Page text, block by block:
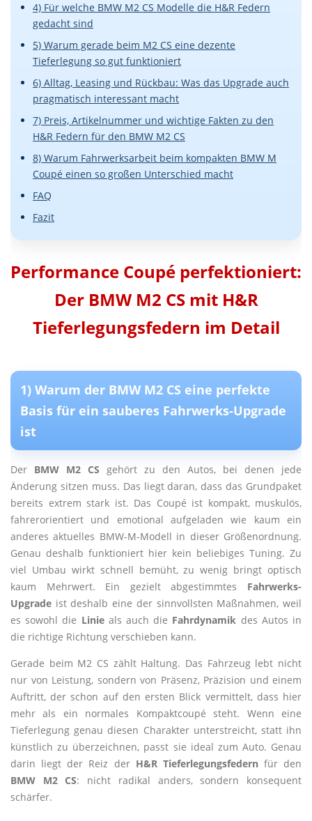
4) Für welche BMW M2 CS Modelle die H&R Federn
gedacht sind
5) Warum gerade beim M2 CS eine dezente
Tieferlegung so gut funktioniert
6) Alltag, Leasing und Rückbau: Was das Upgrade auch
pragmatisch interessant macht
7) Preis, Artikelnummer und wichtige Fakten zu den
H&R Federn für den BMW M2 CS
8) Warum Fahrwerksarbeit beim kompakten BMW M
Coupé einen so großen Unterschied macht
FAQ
Fazit
Performance Coupé perfektioniert:
Der BMW M2 CS mit H&R
Tieferlegungsfedern im Detail
1) Warum der BMW M2 CS eine perfekte
Basis für ein sauberes Fahrwerks-Upgrade
ist
Der BMW M2 CS gehört zu den Autos, bei denen jede
Änderung sitzen muss. Das liegt daran, dass das Grundpaket
bereits extrem stark ist. Das Coupé ist kompakt, muskulös,
fahrerorientiert und emotional aufgeladen wie kaum ein
anderes aktuelles BMW-M-Modell in dieser Größenordnung.
Genau deshalb funktioniert hier kein beliebiges Tuning. Zu
viel Umbau wirkt schnell bemüht, zu wenig bringt optisch
kaum Mehrwert. Ein gezielt abgestimmtes Fahrwerks-
Upgrade ist deshalb eine der sinnvollsten Maßnahmen, weil
es sowohl die Linieals auch die Fahrdynamik des Autos in
die richtige Richtung verschieben kann.
Gerade beim M2 CS zählt Haltung. Das Fahrzeug lebt nicht
nur von Leistung, sondern von Präsenz, Präzision und einem
Auftritt, der schon auf den ersten Blick vermittelt, dass hier
mehr als ein normales Kompaktcoupé steht. Wenn eine
Tieferlegung genau diesen Charakter unterstreicht, statt ihn
künstlich zu überzeichnen, passt sie ideal zum Auto. Genau
darin liegt der Reiz der H&R Tieferlegungsfedern für den
BMW M2 CS: nicht radikal anders, sondern konsequent
schärfer.